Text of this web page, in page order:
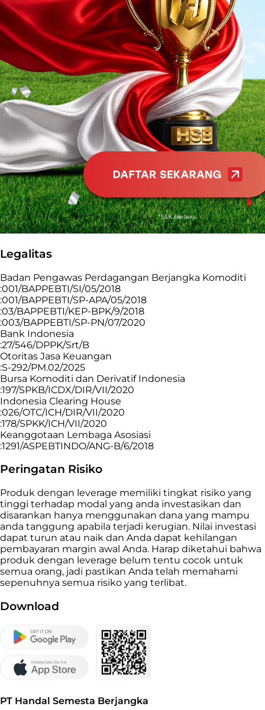
Legalitas
Badan Pengawas Perdagangan Berjangka Komoditi
:001/BAPPEBTI/SI/05/2018
:001/BAPPEBTI/SP-APA/05/2018
:03/BAPPEBTI/KEP-BPK/9/2018
:003/BAPPEBTI/SP-PN/07/2020
Bank Indonesia
:27/546/DPPK/Srt/B
Otoritas Jasa Keuangan
:S-292/PM.02/2025
Bursa Komoditi dan Derivatif Indonesia
:197/SPKB/ICDX/DIR/VII/2020
Indonesia Clearing House
:026/OTC/ICH/DIR/VII/2020
:178/SPKK/ICH/VII/2020
Keanggotaan Lembaga Asosiasi
:1291/ASPEBTINDO/ANG-B/6/2018
Peringatan Risiko
Produk dengan leverage memiliki tingkat risiko yang
tinggi terhadap modal yang anda investasikan dan
disarankan hanya menggunakan dana yang mampu
anda tanggung apabila terjadi kerugian. Nilai investasi
dapat turun atau naik dan Anda dapat kehilangan
pembayaran margin awal Anda. Harap diketahui bahwa
produk dengan leverage belum tentu cocok untuk
semua orang, jadi pastikan Anda telah memahami
sepenuhnya semua risiko yang terlibat.
Download
PT Handal Semesta Berjangka